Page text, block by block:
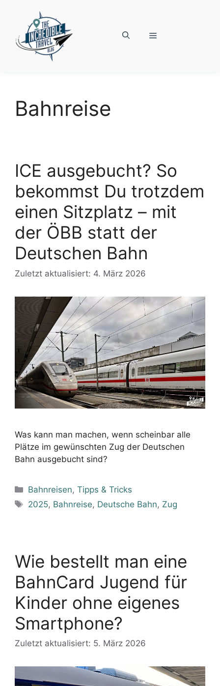
springen
Menü
Bahnreise
ICE ausgebucht? So
bekommst Du trotzdem
einen Sitzplatz – mit
der ÖBB statt der
Deutschen Bahn
Zuletzt aktualisiert: 4. März 2026
Was kann man machen, wenn scheinbar alle
Plätze im gewünschten Zug der Deutschen
Bahn ausgebucht sind?
Kategorien
Bahnreisen,Tipps & Tricks
Schlagwörter
2025, Bahnreise, Deutsche Bahn, Zug
Wie bestellt man eine
BahnCard Jugend für
Kinder ohne eigenes
Smartphone?
Zuletzt aktualisiert: 5. März 2026